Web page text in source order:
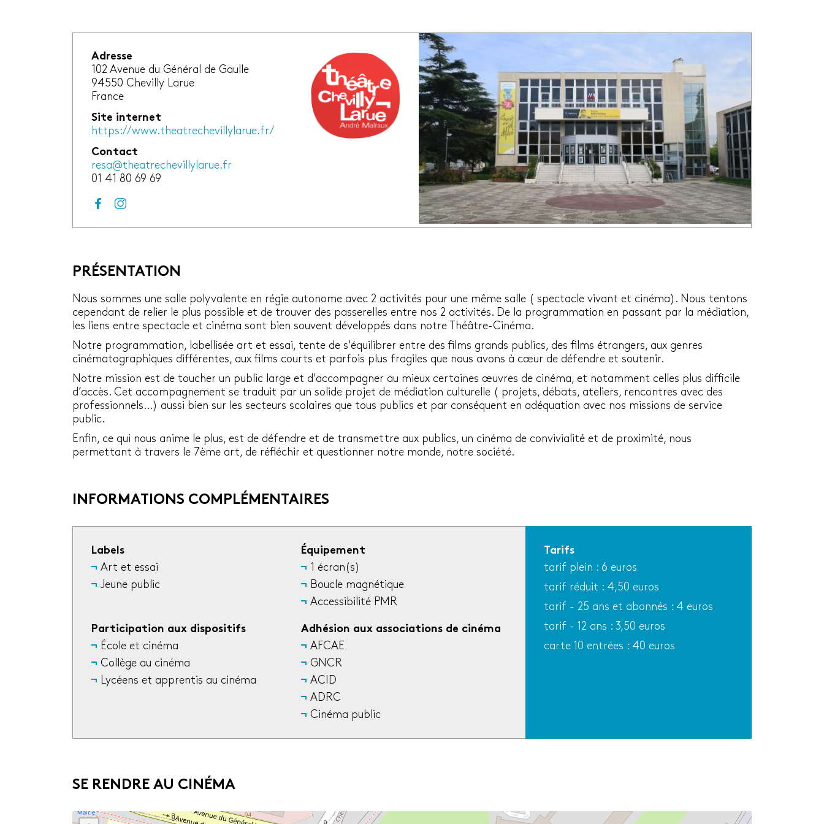
Adresse
102 Avenue du Général de Gaulle
94550 Chevilly Larue
France
Site internet
https://www.theatrechevillylarue.fr/
Contact
resa@theatrechevillylarue.fr
01 41 80 69 69
PRÉSENTATION
Nous sommes une salle polyvalente en régie autonome avec 2 activités pour une même salle ( spectacle vivant et cinéma). Nous tentons
cependant de relier le plus possible et de trouver des passerelles entre nos 2 activités. De la programmation en passant par la médiation,
les liens entre spectacle et cinéma sont bien souvent développés dans notre Théâtre-Cinéma.
Notre programmation, labellisée art et essai, tente de s'équilibrer entre des films grands publics, des films étrangers, aux genres
cinématographiques différentes, aux films courts et parfois plus fragiles que nous avons à cœur de défendre et soutenir.
Notre mission est de toucher un public large et d'accompagner au mieux certaines œuvres de cinéma, et notamment celles plus difficile
d’accès. Cet accompagnement se traduit par un solide projet de médiation culturelle ( projets, débats, ateliers, rencontres avec des
professionnels...) aussi bien sur les secteurs scolaires que tous publics et par conséquent en adéquation avec nos missions de service
public.
Enfin, ce qui nous anime le plus, est de défendre et de transmettre aux publics, un cinéma de convivialité et de proximité, nous
permettant à travers le 7ème art, de réfléchir et questionner notre monde, notre société.
INFORMATIONS COMPLÉMENTAIRES
Labels
Art et essai
Jeune public
Équipement
1 écran(s)
Boucle magnétique
Accessibilité PMR
Participation aux dispositifs
École et cinéma
Collège au cinéma
Lycéens et apprentis au cinéma
Adhésion aux associations de cinéma
AFCAE
GNCR
ACID
ADRC
Cinéma public
Tarifs
tarif plein : 6 euros
tarif réduit : 4,50 euros
tarif - 25 ans et abonnés : 4 euros
tarif - 12 ans : 3,50 euros
carte 10 entrées : 40 euros
SE RENDRE AU CINÉMA